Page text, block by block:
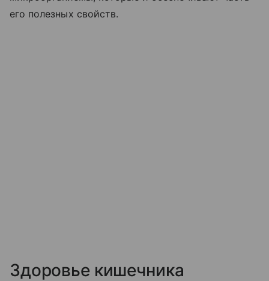
его полезных свойств.
Здоровье кишечника